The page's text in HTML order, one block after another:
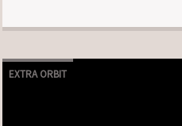
EXTRA ORBIT